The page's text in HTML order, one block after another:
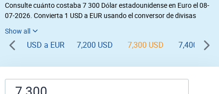
Consulte cuánto costaba 7 300 Dólar estadounidense en Euro el 08-
07-2026. Convierta 1 USD a EUR usando el conversor de divisas
EUR USD ».
USD a EUR 7,200 USD 7,300 USD 7,400 USD